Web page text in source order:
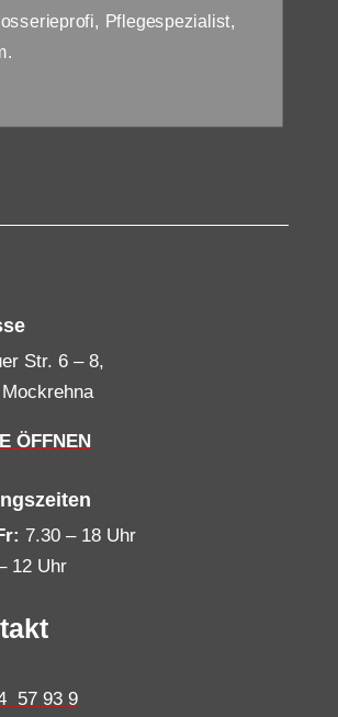
Pflegespezialist,
Str. 6 – 8,
ÖFFNEN
7.30 – 18 Uhr
12 Uhr
57 93 9